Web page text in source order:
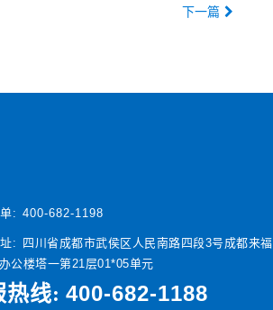
下一篇
: 400-682-1198
:
四川省成都市武侯区人民南路四段3号成都来福
公楼塔一第21层01*05单元
热线: 400-682-1188